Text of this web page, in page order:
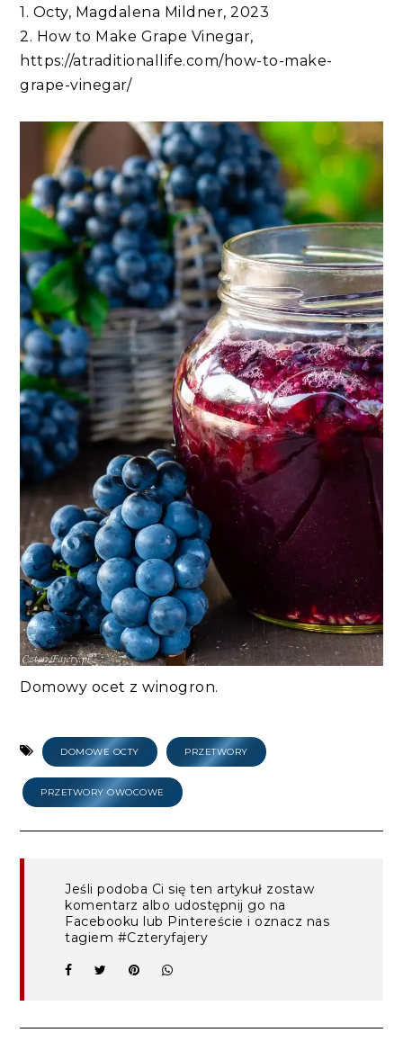
1. Octy, Magdalena Mildner, 2023
2. How to Make Grape Vinegar,
https://atraditionallife.com/how-to-make-
grape-vinegar/
Domowy ocet z winogron.
DOMOWE OCTY PRZETWORY
PRZETWORY OWOCOWE
Jeśli podoba Ci się ten artykuł zostaw
komentarz albo udostępnij go na
Facebooku lub Pintereście i oznacz nas
tagiem #Czteryfajery